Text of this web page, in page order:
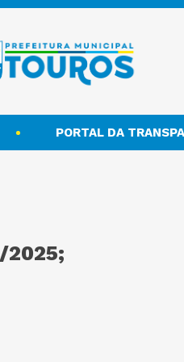
PORTAL DA
2025;